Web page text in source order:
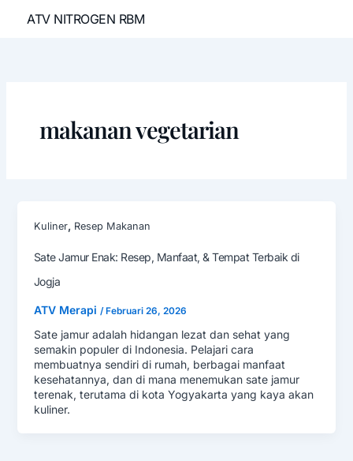
ATV NITROGEN RBM
makanan vegetarian
Kuliner, Resep Makanan
Sate Jamur Enak: Resep, Manfaat, & Tempat Terbaik di
Jogja
ATV Merapi /Februari 26, 2026
Sate jamur adalah hidangan lezat dan sehat yang
semakin populer di Indonesia. Pelajari cara
membuatnya sendiri di rumah, berbagai manfaat
kesehatannya, dan di mana menemukan sate jamur
terenak, terutama di kota Yogyakarta yang kaya akan
kuliner.